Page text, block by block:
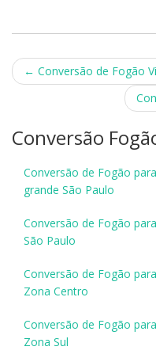
Post
navigation
← Conversão de Fogão
Conversão
Conversão de Fogão
grande São Paulo
Conversão de Fogão
São Paulo
Conversão de Fogão
Zona Centro
Conversão de Fogão
Zona Sul